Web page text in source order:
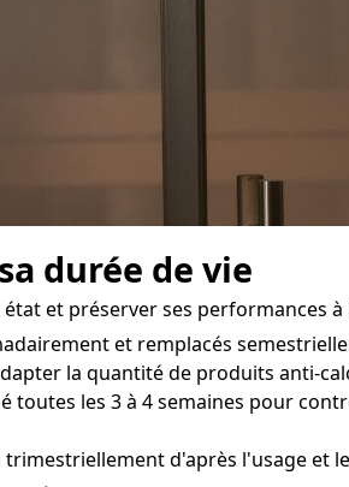
durée de vie
et préserver ses performances à
et remplacés
la quantité de produits anti-
toutes les 3 à 4 semaines pour
d'après l'usage et